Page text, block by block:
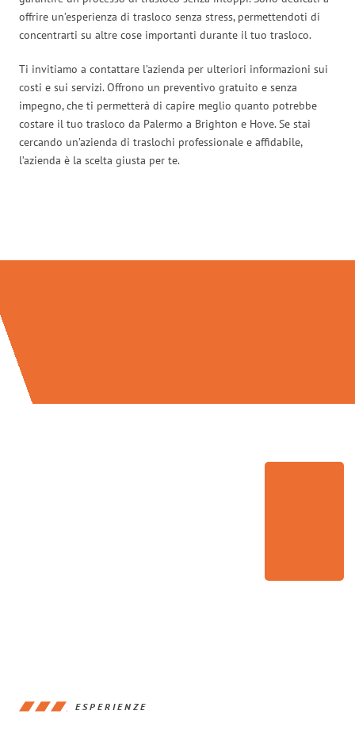
offrire un’esperienza di trasloco senza stress, permettendoti di
concentrarti su altre cose importanti durante il tuo trasloco.
Ti invitiamo a contattare l’azienda per ulteriori informazioni sui
costi e sui servizi. Offrono un preventivo gratuito e senza
impegno, che ti permetterà di capire meglio quanto potrebbe
costare il tuo trasloco da Palermo a Brighton e Hove. Se stai
cercando un’azienda di traslochi professionale e affidabile,
l’azienda è la scelta giusta per te.
ESPERIENZE